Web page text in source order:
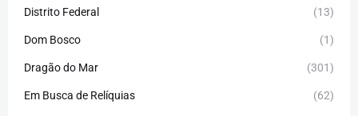
Distrito Federal (13)
Dom Bosco (1)
Dragão do Mar (301)
Em Busca de Relíquias (62)